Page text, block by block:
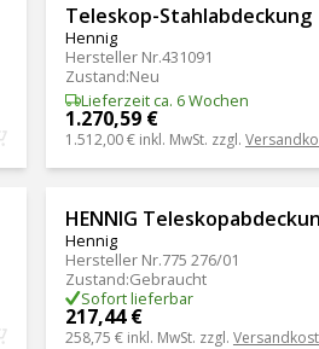
Teleskop-Stahlabdeckung
Hennig
Hersteller Nr.431091
Zustand:Neu
Lieferzeit ca. 6 Wochen
1.270,59 €
1.512,00 € inkl. MwSt. zzgl.
HENNIG
Hennig
Hersteller Nr.775 276/01
Zustand:Gebraucht
Sofort lieferbar
217,44 €
258,75 € inkl. MwSt. zzgl.